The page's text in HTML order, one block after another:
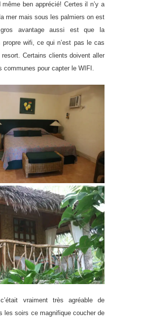
même ben apprécié! Certes il n’y a
mer mais sous les palmiers on est
avantage aussi est que la
propre wifi, ce qui n’est pas le cas
Certains clients doivent aller
communes pour capter le WIFI.
vraiment très agréable de
les soirs ce magnifique coucher de